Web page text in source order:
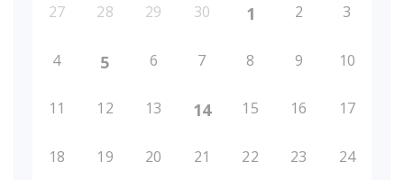
27 28 29 30 1 2 3
4 5 6 7 8 9 10
11 12 13 14 15 16 17
18 19 20 21 22 23 24